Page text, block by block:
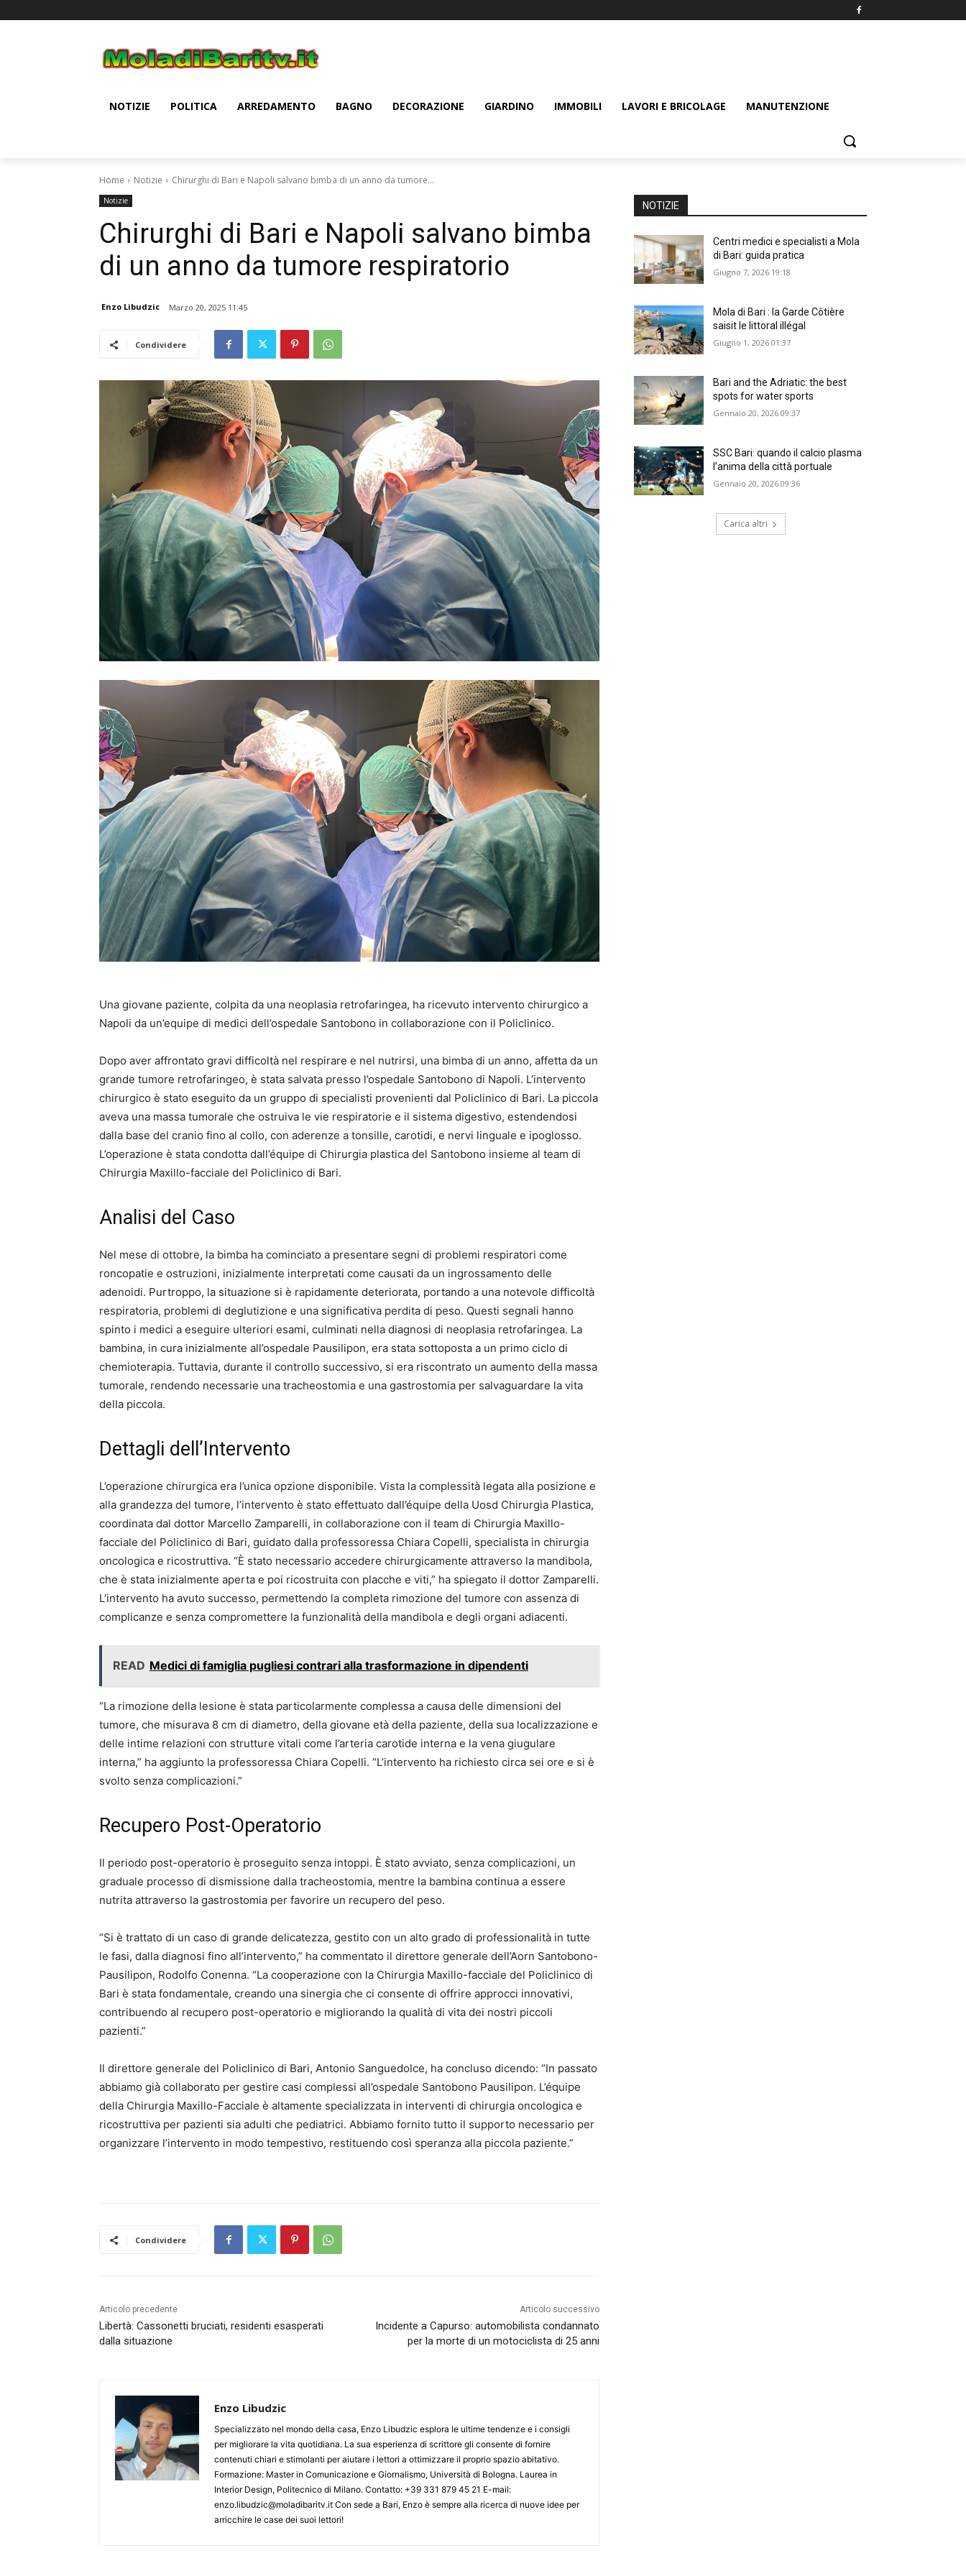
NOTIZIE POLITICA ARREDAMENTO BAGNO DECORAZIONE GIARDINO IMMOBILI LAVORI E BRICOLAGE MANUTENZIONE
Home Notizie Chirurghi di Bari e Napoli salvano bimba di un anno da tumore...
Notizie
Chirurghi di Bari e Napoli salvano bimba
di un anno da tumore respiratorio
Enzo Libudzic Marzo 20, 2025 11:45
Condividere
Una giovane paziente, colpita da una neoplasia retrofaringea, ha ricevuto intervento chirurgico a
Napoli da un’equipe di medici dell’ospedale Santobono in collaborazione con il Policlinico.
Dopo aver affrontato gravi difficoltà nel respirare e nel nutrirsi, una bimba di un anno, affetta da un
grande tumore retrofaringeo, è stata salvata presso l’ospedale Santobono di Napoli. L’intervento
chirurgico è stato eseguito da un gruppo di specialisti provenienti dal Policlinico di Bari. La piccola
aveva una massa tumorale che ostruiva le vie respiratorie e il sistema digestivo, estendendosi
dalla base del cranio fino al collo, con aderenze a tonsille, carotidi, e nervi linguale e ipoglosso.
L’operazione è stata condotta dall’équipe di Chirurgia plastica del Santobono insieme al team di
Chirurgia Maxillo-facciale del Policlinico di Bari.
Analisi del Caso
Nel mese di ottobre, la bimba ha cominciato a presentare segni di problemi respiratori come
roncopatie e ostruzioni, inizialmente interpretati come causati da un ingrossamento delle
adenoidi. Purtroppo, la situazione si è rapidamente deteriorata, portando a una notevole difficoltà
respiratoria, problemi di deglutizione e una significativa perdita di peso. Questi segnali hanno
spinto i medici a eseguire ulteriori esami, culminati nella diagnosi di neoplasia retrofaringea. La
bambina, in cura inizialmente all’ospedale Pausilipon, era stata sottoposta a un primo ciclo di
chemioterapia. Tuttavia, durante il controllo successivo, si era riscontrato un aumento della massa
tumorale, rendendo necessarie una tracheostomia e una gastrostomia per salvaguardare la vita
della piccola.
Dettagli dell’Intervento
L’operazione chirurgica era l’unica opzione disponibile. Vista la complessità legata alla posizione e
alla grandezza del tumore, l’intervento è stato effettuato dall’équipe della Uosd Chirurgia Plastica,
coordinata dal dottor Marcello Zamparelli, in collaborazione con il team di Chirurgia Maxillo-
facciale del Policlinico di Bari, guidato dalla professoressa Chiara Copelli, specialista in chirurgia
oncologica e ricostruttiva. “È stato necessario accedere chirurgicamente attraverso la mandibola,
che è stata inizialmente aperta e poi ricostruita con placche e viti,” ha spiegato il dottor Zamparelli.
L’intervento ha avuto successo, permettendo la completa rimozione del tumore con assenza di
complicanze e senza compromettere la funzionalità della mandibola e degli organi adiacenti.
READ Medici di famiglia pugliesi contrari alla trasformazione in dipendenti
“La rimozione della lesione è stata particolarmente complessa a causa delle dimensioni del
tumore, che misurava 8 cm di diametro, della giovane età della paziente, della sua localizzazione e
delle intime relazioni con strutture vitali come l’arteria carotide interna e la vena giugulare
interna,” ha aggiunto la professoressa Chiara Copelli. “L’intervento ha richiesto circa sei ore e si è
svolto senza complicazioni.”
Recupero Post-Operatorio
Il periodo post-operatorio è proseguito senza intoppi. È stato avviato, senza complicazioni, un
graduale processo di dismissione dalla tracheostomia, mentre la bambina continua a essere
nutrita attraverso la gastrostomia per favorire un recupero del peso.
“Si è trattato di un caso di grande delicatezza, gestito con un alto grado di professionalità in tutte
le fasi, dalla diagnosi fino all’intervento,” ha commentato il direttore generale dell’Aorn Santobono-
Pausilipon, Rodolfo Conenna. “La cooperazione con la Chirurgia Maxillo-facciale del Policlinico di
Bari è stata fondamentale, creando una sinergia che ci consente di offrire approcci innovativi,
contribuendo al recupero post-operatorio e migliorando la qualità di vita dei nostri piccoli
pazienti.”
Il direttore generale del Policlinico di Bari, Antonio Sanguedolce, ha concluso dicendo: “In passato
abbiamo già collaborato per gestire casi complessi all’ospedale Santobono Pausilipon. L’équipe
della Chirurgia Maxillo-Facciale è altamente specializzata in interventi di chirurgia oncologica e
ricostruttiva per pazienti sia adulti che pediatrici. Abbiamo fornito tutto il supporto necessario per
organizzare l’intervento in modo tempestivo, restituendo così speranza alla piccola paziente.”
Condividere
Articolo precedente
Libertà: Cassonetti bruciati, residenti esasperati
dalla situazione
Articolo successivo
Incidente a Capurso: automobilista condannato
per la morte di un motociclista di 25 anni
Enzo Libudzic
Specializzato nel mondo della casa, Enzo Libudzic esplora le ultime tendenze e i consigli
per migliorare la vita quotidiana. La sua esperienza di scrittore gli consente di fornire
contenuti chiari e stimolanti per aiutare i lettori a ottimizzare il proprio spazio abitativo.
Formazione: Master in Comunicazione e Giornalismo, Università di Bologna. Laurea in
Interior Design, Politecnico di Milano. Contatto: +39 331 879 45 21 E-mail:
enzo.libudzic@moladibaritv.it Con sede a Bari, Enzo è sempre alla ricerca di nuove idee per
arricchire le case dei suoi lettori!
NOTIZIE
Centri medici e specialisti a Mola
di Bari: guida pratica
Giugno 7, 2026 19:18
Mola di Bari : la Garde Côtière
saisit le littoral illégal
Giugno 1, 2026 01:37
Bari and the Adriatic: the best
spots for water sports
Gennaio 20, 2026 09:37
SSC Bari: quando il calcio plasma
l’anima della città portuale
Gennaio 20, 2026 09:36
Carica altri